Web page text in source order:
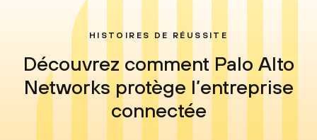
HISTOIRES DE RÉUSSITE
Découvrez comment Palo Alto
Networks protège l’entreprise
connectée